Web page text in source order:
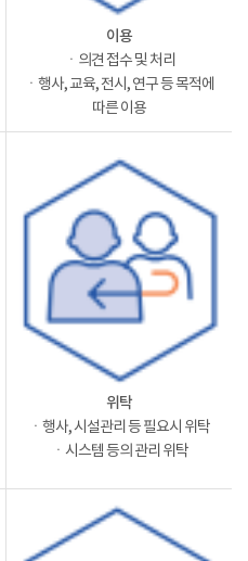
이용
ㆍ의견 접수 및 처리
ㆍ행사, 교육, 전시, 연구 등 목적에
따른 이용
위탁
ㆍ행사, 시설관리 등 필요시 위탁
ㆍ시스템 등의 관리 위탁